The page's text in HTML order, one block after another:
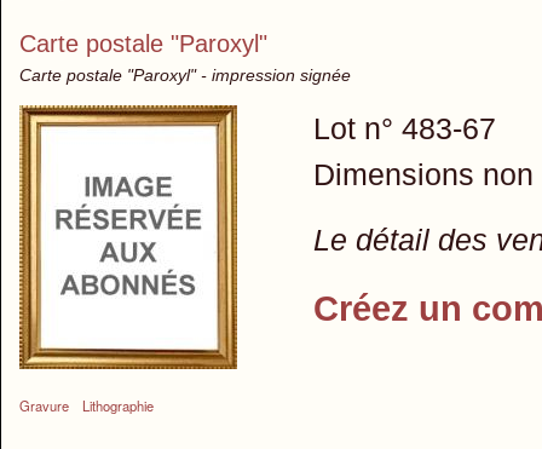
Carte postale "Paroxyl"
Carte postale "Paroxyl" - impression signée
Gravure Lithographie
Lot n° 483-67
Dimensions
Le détail des
Créez un